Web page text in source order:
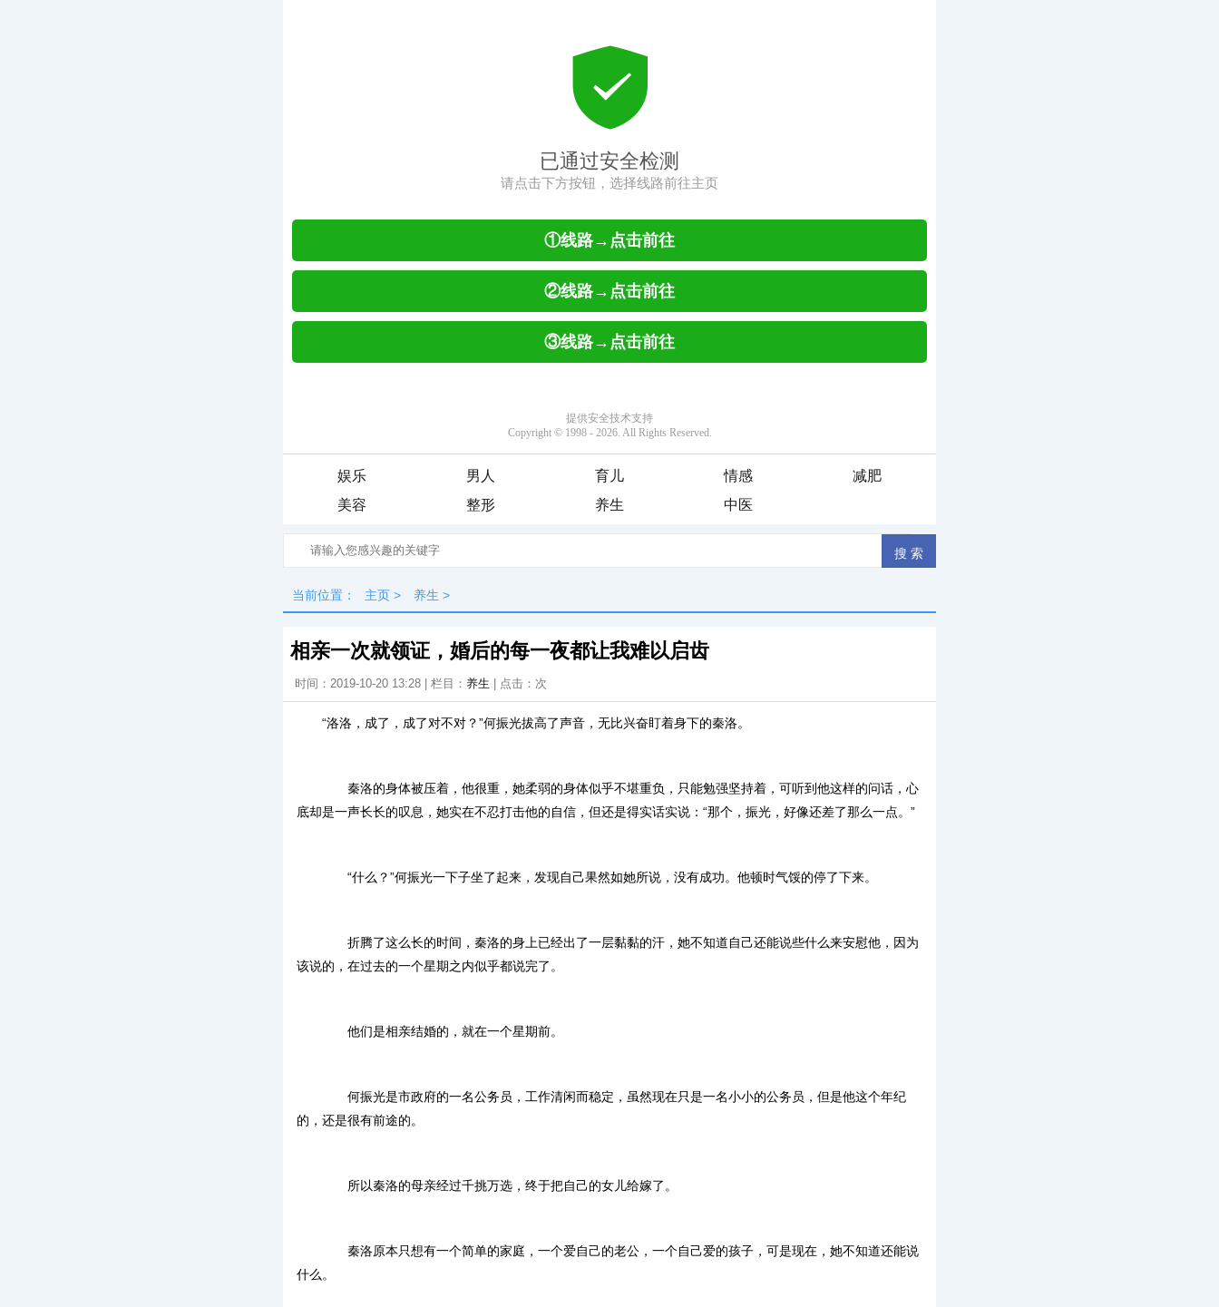
娱乐 男人 育儿 情感
减肥
美容
整形 养生 中医
当前位置： 主页 > 养生 >
相亲一次就领证，婚后的每一夜都让我难以启齿
时间：2019-10-20 13:28 | 栏目： 养生 | 点击： 次
“洛洛，成了，成了对不对？”何振光拔高了声音，无比兴奋盯着身下的秦洛。
秦洛的身体被压着，他很重，她柔弱的身体似乎不堪重负，只能勉强坚持着，可听到他这样的问话，心
底却是一声长长的叹息，她实在不忍打击他的自信，但还是得实话实说：“那个，振光，好像还差了那么一点。”
“什么？”何振光一下子坐了起来，发现自己果然如她所说，没有成功。他顿时气馁的停了下来。
折腾了这么长的时间，秦洛的身上已经出了一层黏黏的汗，她不知道自己还能说些什么来安慰他，因为
该说的，在过去的一个星期之内似乎都说完了。
他们是相亲结婚的，就在一个星期前。
何振光是市政府的一名公务员，工作清闲而稳定，虽然现在只是一名小小的公务员，但是他这个年纪
的，还是很有前途的。
所以秦洛的母亲经过千挑万选，终于把自己的女儿给嫁了。
秦洛原本只想有一个简单的家庭，一个爱自己的老公，一个自己爱的孩子，可是现在，她不知道还能说
什么。